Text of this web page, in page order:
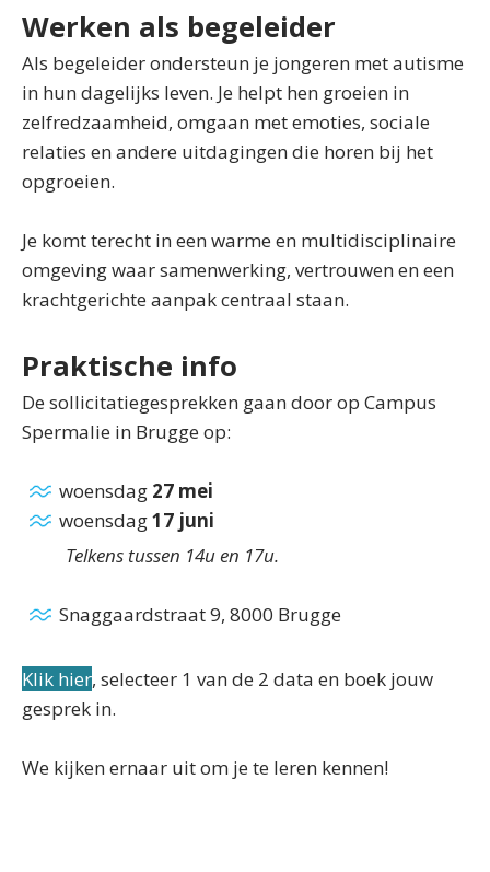
Werken als begeleider
Als begeleider ondersteun je jongeren met autisme
in hun dagelijks leven. Je helpt hen groeien in
zelfredzaamheid, omgaan met emoties, sociale
relaties en andere uitdagingen die horen bij het
opgroeien.
Je komt terecht in een warme en multidisciplinaire
omgeving waar samenwerking, vertrouwen en een
krachtgerichte aanpak centraal staan.
Praktische info
De sollicitatiegesprekken gaan door op Campus
Spermalie in Brugge op:
woensdag 27 mei
woensdag17 juni
Telkens tussen 14u en 17u.
Snaggaardstraat 9, 8000 Brugge
Klik hier, selecteer 1 van de 2 data en boek jouw
gesprek in.
We kijken ernaar uit om je te leren kennen!